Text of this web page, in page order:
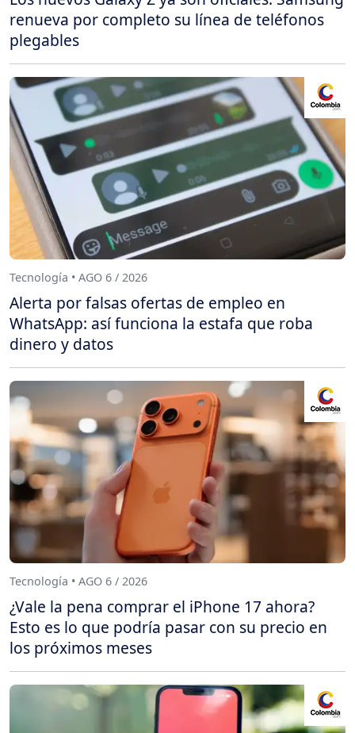
renueva por completo su línea de teléfonos
plegables
Tecnología • AGO 6 / 2026
Alerta por falsas ofertas de empleo en
WhatsApp: así funciona la estafa que roba
dinero y datos
Tecnología • AGO 6 / 2026
¿Vale la pena comprar el iPhone 17 ahora?
Esto es lo que podría pasar con su precio en
los próximos meses